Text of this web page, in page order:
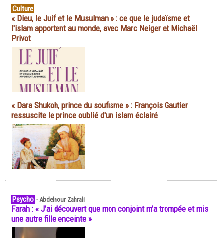
Culture
« Dieu, le Juif et le Musulman » : ce que le judaïsme et
l'islam apportent au monde, avec Marc Neiger et Michaël
Privot
« Dara Shukoh, prince du soufisme » : François Gautier
ressuscite le prince oublié d'un islam éclairé
Psycho -Abdelnour Zahrali
Farah : « J’ai découvert que mon conjoint m’a trompée et mis
une autre fille enceinte »